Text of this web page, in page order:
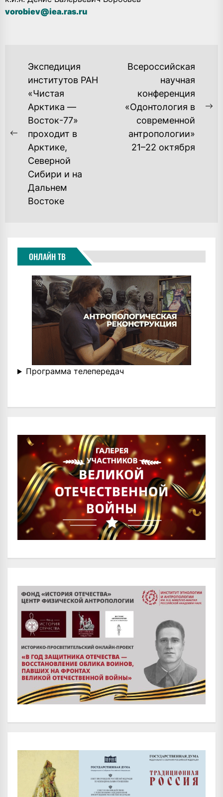
vorobiev@iea.ras.ru
НАВИГАЦИЯ
ЗАПИСЯМ
Previous
post:
Экспедиция
институтов РАН
«Чистая
Арктика —
Восток-77»
проходит в
Арктике,
Северной
Сибири и на
Дальнем
Востоке
Всероссийская
научная
конференция
«Одонтология в
современной
антропологии»
21–22 октября
ОНЛАЙН ТВ
Программа телепередач